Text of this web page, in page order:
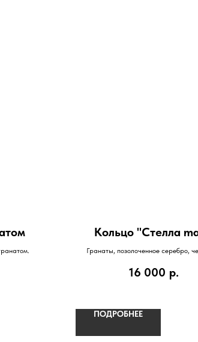
Кольцо "Стелла
Гранаты, позолоченное серебро,
16 000 р.
ПОДРОБНЕЕ